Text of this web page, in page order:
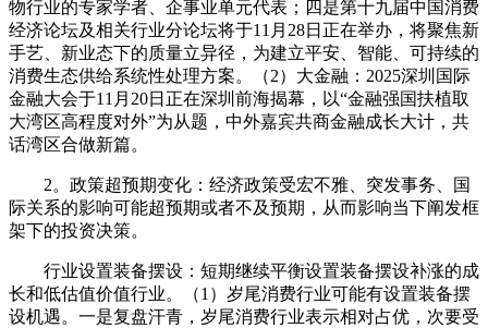
物行业的专家学者、企事业单元代表；四是第十九届中国消费
经济论坛及相关行业分论坛将于11月28日正在举办，将聚焦新
手艺、新业态下的质量立异径，为建立平安、智能、可持续的
消费生态供给系统性处理方案。（2）大金融：2025深圳国际
金融大会于11月20日正在深圳前海揭幕，以“金融强国扶植取
大湾区高程度对外”为从题，中外嘉宾共商金融成长大计，共
话湾区合做新篇。
2。政策超预期变化：经济政策受宏不雅、突发事务、国
际关系的影响可能超预期或者不及预期，从而影响当下阐发框
架下的投资决策。
行业设置装备摆设：短期继续平衡设置装备摆设补涨的成
长和低估值价值行业。（1）岁尾消费行业可能有设置装备摆
设机遇。一是复盘汗青，岁尾消费行业表示相对占优，次要受